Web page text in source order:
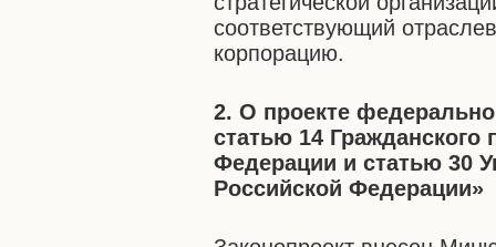
соответствующий
корпорацию.
2. О проекте
статью 14 Гражданского
Федерации и статью 30
Российской Федерации»